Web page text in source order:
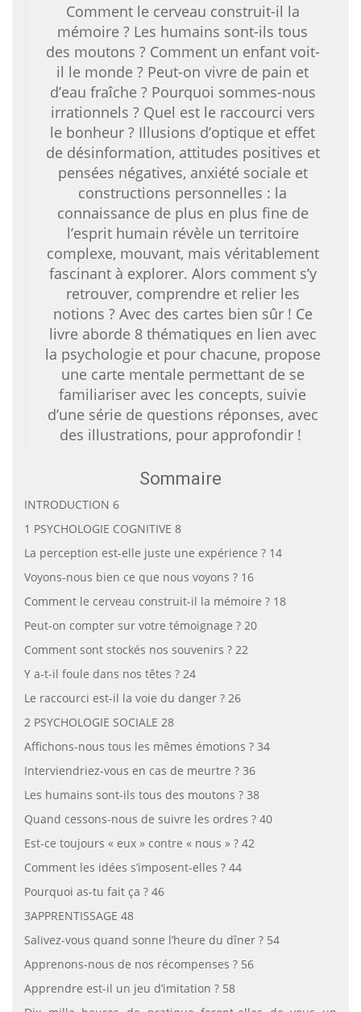
Comment le cerveau construit-il la
mémoire ? Les humains sont-ils tous
des moutons ? Comment un enfant voit-
il le monde ? Peut-on vivre de pain et
d’eau fraîche ? Pourquoi sommes-nous
irrationnels ? Quel est le raccourci vers
le bonheur ? Illusions d’optique et effet
de désinformation, attitudes positives et
pensées négatives, anxiété sociale et
constructions personnelles : la
connaissance de plus en plus fine de
l’esprit humain révèle un territoire
complexe, mouvant, mais véritablement
fascinant à explorer. Alors comment s’y
retrouver, comprendre et relier les
notions ? Avec des cartes bien sûr ! Ce
livre aborde 8 thématiques en lien avec
la psychologie et pour chacune, propose
une carte mentale permettant de se
familiariser avec les concepts, suivie
d’une série de questions réponses, avec
des illustrations, pour approfondir !
Sommaire
INTRODUCTION 6
1 PSYCHOLOGIE COGNITIVE 8
La perception est-elle juste une expérience ? 14
Voyons-nous bien ce que nous voyons ? 16
Comment le cerveau construit-il la mémoire ? 18
Peut-on compter sur votre témoignage ? 20
Comment sont stockés nos souvenirs ? 22
Y a-t-il foule dans nos têtes ? 24
Le raccourci est-il la voie du danger ? 26
2 PSYCHOLOGIE SOCIALE 28
Affichons-nous tous les mêmes émotions ? 34
Interviendriez-vous en cas de meurtre ? 36
Les humains sont-ils tous des moutons ? 38
Quand cessons-nous de suivre les ordres ? 40
Est-ce toujours « eux » contre « nous » ? 42
Comment les idées s’imposent-elles ? 44
Pourquoi as-tu fait ça ? 46
3APPRENTISSAGE 48
Salivez-vous quand sonne l’heure du dîner ? 54
Apprenons-nous de nos récompenses ? 56
Apprendre est-il un jeu d’imitation ? 58